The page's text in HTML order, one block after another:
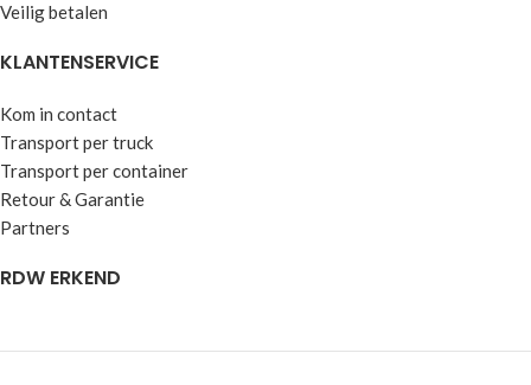
Veilig betalen
KLANTENSERVICE
Kom in contact
Transport per truck
Transport per container
Retour & Garantie
Partners
RDW ERKEND